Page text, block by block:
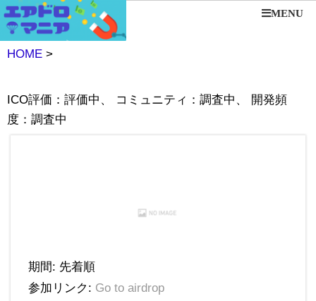
MENU
HOME >
ICO評価：評価中、 コミュニティ：調査中、 開発頻
度：調査中
期間: 先着順
参加リンク: Go to airdrop